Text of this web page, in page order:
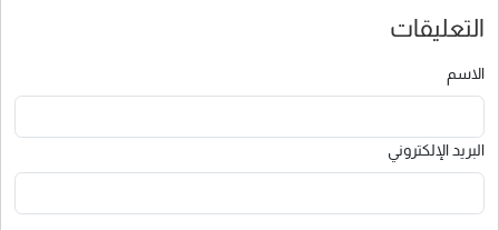
التعليقات
الاسم
البريد الإلكتروني